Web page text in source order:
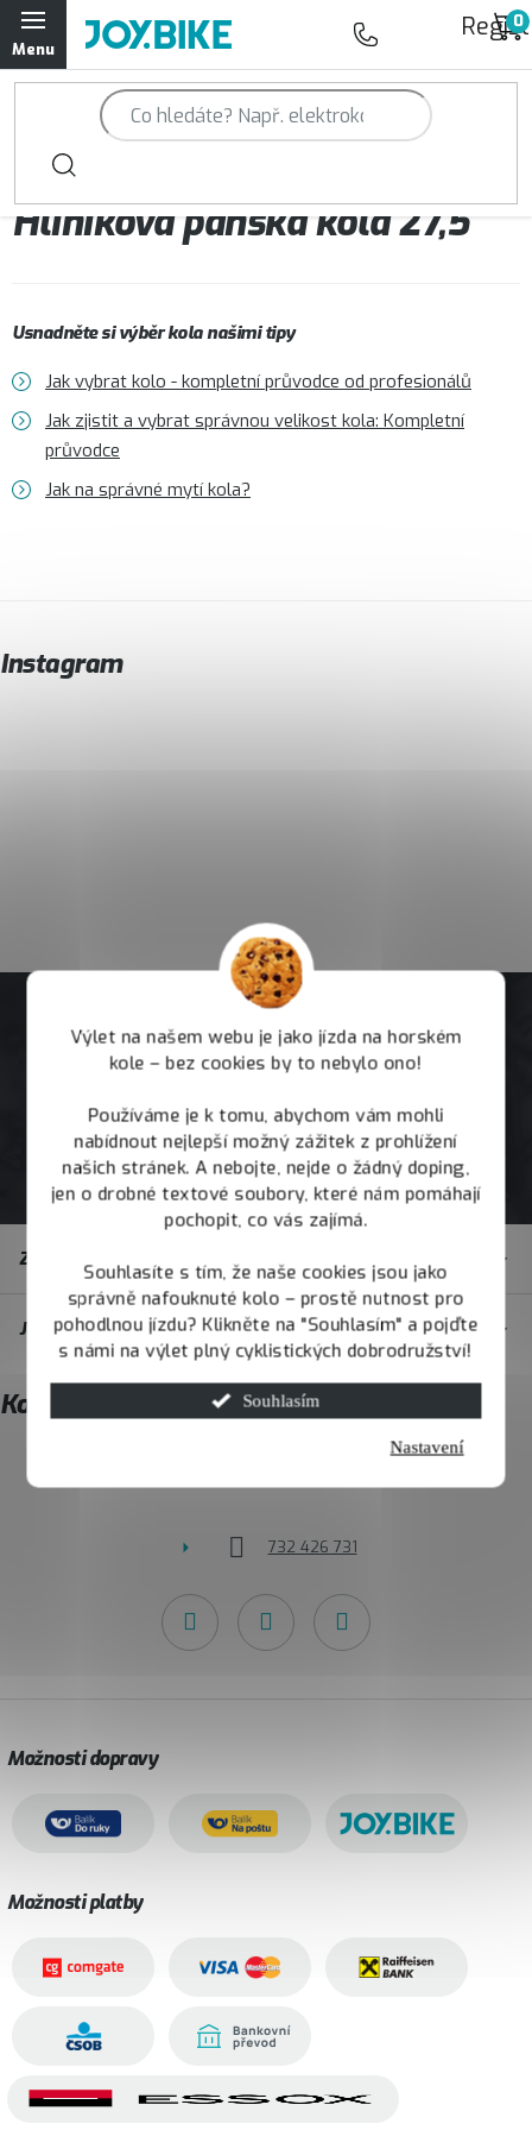
Výlet na našem webu je jako jízda na horském
kole – bez cookies by to nebylo ono!
Používáme je k tomu, abychom vám mohli
nabídnout nejlepší možný zážitek z prohlížení
našich stránek. A nebojte, nejde o žádný doping,
jen o drobné textové soubory, které nám pomáhají
pochopit, co vás zajímá.
Souhlasíte s tím, že naše cookies jsou jako
správně nafouknuté kolo – prostě nutnost pro
pohodlnou jízdu? Klikněte na "Souhlasím" a pojďte
s námi na výlet plný cyklistických dobrodružství!
Souhlasím
Nastavení
Přejít
na
obsah
Trailová kola Qayron
Horská kola Qayron
Dámská horská kola Qayron
Doplňky a oblečení Qayron
Kontakt Servisní a výdejní místa
Hliníková pánská kola 27,5“
Usnadněte si výběr kola našimi tipy
Jak vybrat kolo - kompletní průvodce od profesionálů
Jak zjistit a vybrat správnou velikost kola: Kompletní
průvodce
Jak na správné mytí kola?
Instagram
t
í
Zákaznický servis
JOY.BIKE
Kontakt
732 426 731
Možnosti dopravy
Možnosti platby